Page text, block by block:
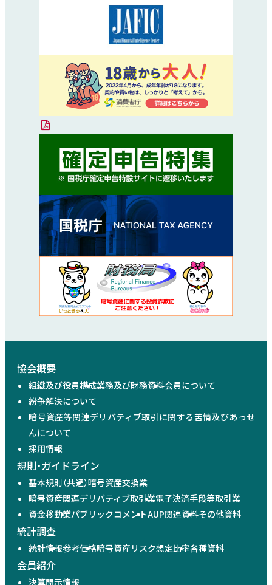
協会概要
組織及び役員構成業務及び財務資料会員について
紛争解決について
暗号資産等関連デリバティブ取引に関する苦情及びあっせ
んについて
採用情報
規則・ガイドライン
基本規則（共通）暗号資産交換業
暗号資産関連デリバティブ取引業電子決済手段等取引業
資金移動業パブリックコメントAUP関連資料その他資料
統計調査
統計情報参考価格暗号資産リスク想定比率各種資料
会員紹介
決算開示情報